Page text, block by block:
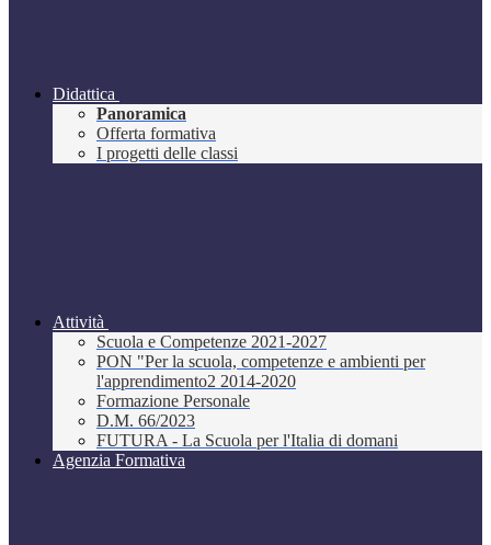
Didattica
Panoramica
Offerta formativa
I progetti delle classi
Attività
Scuola e Competenze 2021-2027
PON "Per la scuola, competenze e ambienti per
l'apprendimento2 2014-2020
Formazione Personale
D.M. 66/2023
FUTURA - La Scuola per l'Italia di domani
Agenzia Formativa